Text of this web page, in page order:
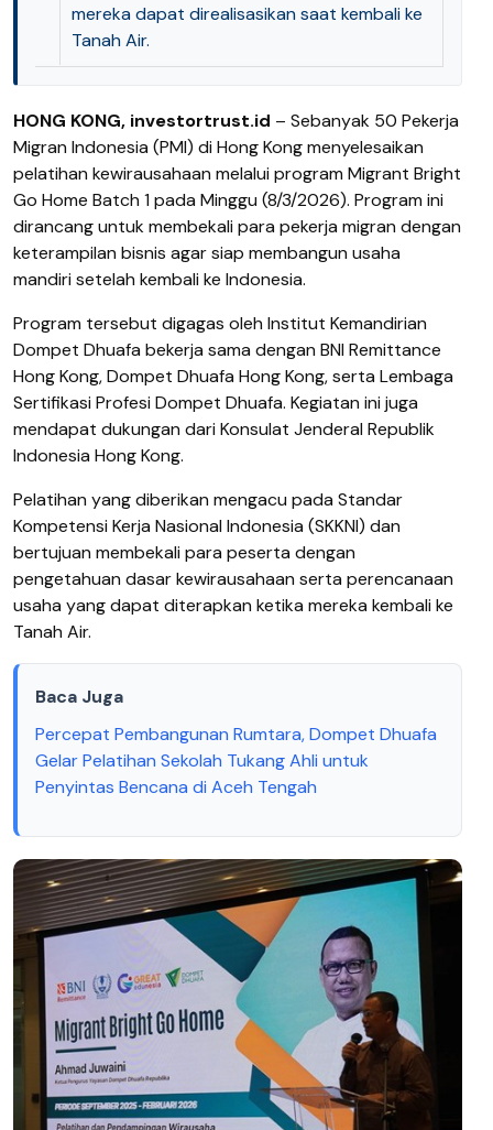
mereka dapat direalisasikan saat kembali ke
Tanah Air.
HONG KONG, investortrust.id – Sebanyak 50 Pekerja
Migran Indonesia (PMI) di Hong Kong menyelesaikan
pelatihan kewirausahaan melalui program Migrant Bright
Go Home Batch 1 pada Minggu (8/3/2026). Program ini
dirancang untuk membekali para pekerja migran dengan
keterampilan bisnis agar siap membangun usaha
mandiri setelah kembali ke Indonesia.
Program tersebut digagas oleh Institut Kemandirian
Dompet Dhuafa bekerja sama dengan BNI Remittance
Hong Kong, Dompet Dhuafa Hong Kong, serta Lembaga
Sertifikasi Profesi Dompet Dhuafa. Kegiatan ini juga
mendapat dukungan dari Konsulat Jenderal Republik
Indonesia Hong Kong.
Pelatihan yang diberikan mengacu pada Standar
Kompetensi Kerja Nasional Indonesia (SKKNI) dan
bertujuan membekali para peserta dengan
pengetahuan dasar kewirausahaan serta perencanaan
usaha yang dapat diterapkan ketika mereka kembali ke
Tanah Air.
Baca Juga
Percepat Pembangunan Rumtara, Dompet Dhuafa
Gelar Pelatihan Sekolah Tukang Ahli untuk
Penyintas Bencana di Aceh Tengah